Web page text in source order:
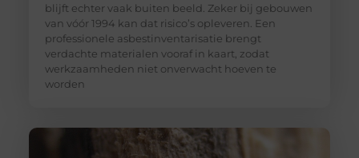
blijft echter vaak buiten beeld. Zeker bij gebouwen
van vóór 1994 kan dat risico’s opleveren. Een
professionele asbestinventarisatie brengt
verdachte materialen vooraf in kaart, zodat
werkzaamheden niet onverwacht hoeven te
worden